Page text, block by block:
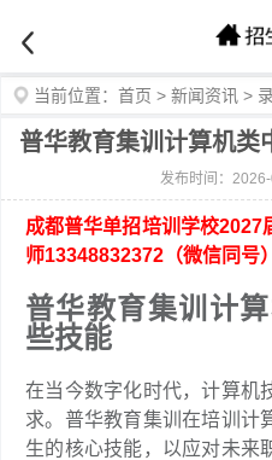
当前位置： 首页 > 新闻资讯 >
普华教育集训计算机类
发布时间：
成都普华单招培训学校2027
师13348832372（微信同号
普华教育集训计
些技能
在当今数字化时代，计算机
求。普华教育集训在培训计
生的核心技能，以应对未来